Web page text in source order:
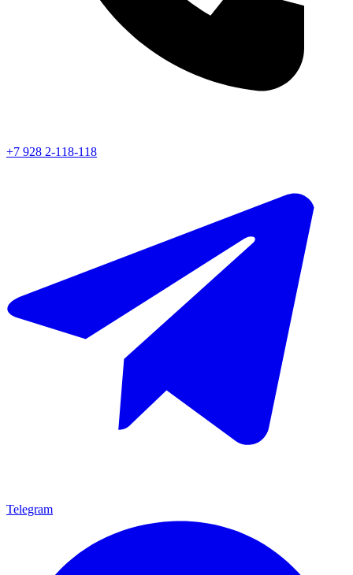
+7 928 2-118-118
Telegram